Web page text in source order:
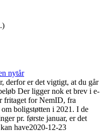
nytår
derfor er det vigtigt, at du går
Der ligger nok et brev i e-
fritaget for NemID, fra
boligstøtten i 2021. I de
pr. første januar, er det
have2020-12-23